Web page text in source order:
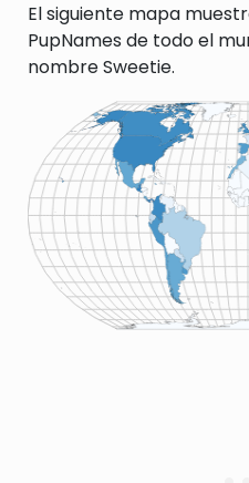
El siguiente mapa
PupNames de todo el
nombre Sweetie.